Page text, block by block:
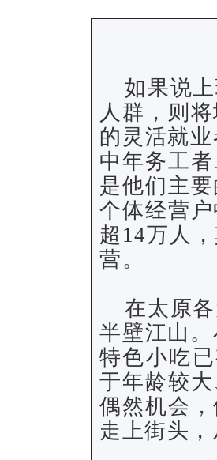
如果说
人群，则
的灵活就
中年务工
是他们主
个体经营
超14万人
营。
在太原
半壁江山
特色小吃
于年龄较
偶然机会
走上街头